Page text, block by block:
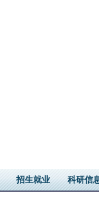
招生就业 科研信